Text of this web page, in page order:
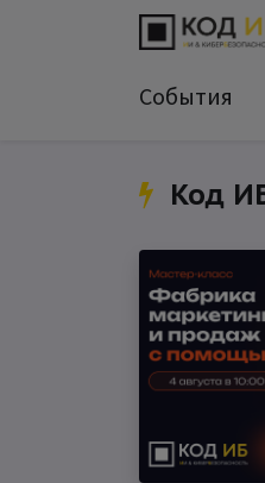
События
Код